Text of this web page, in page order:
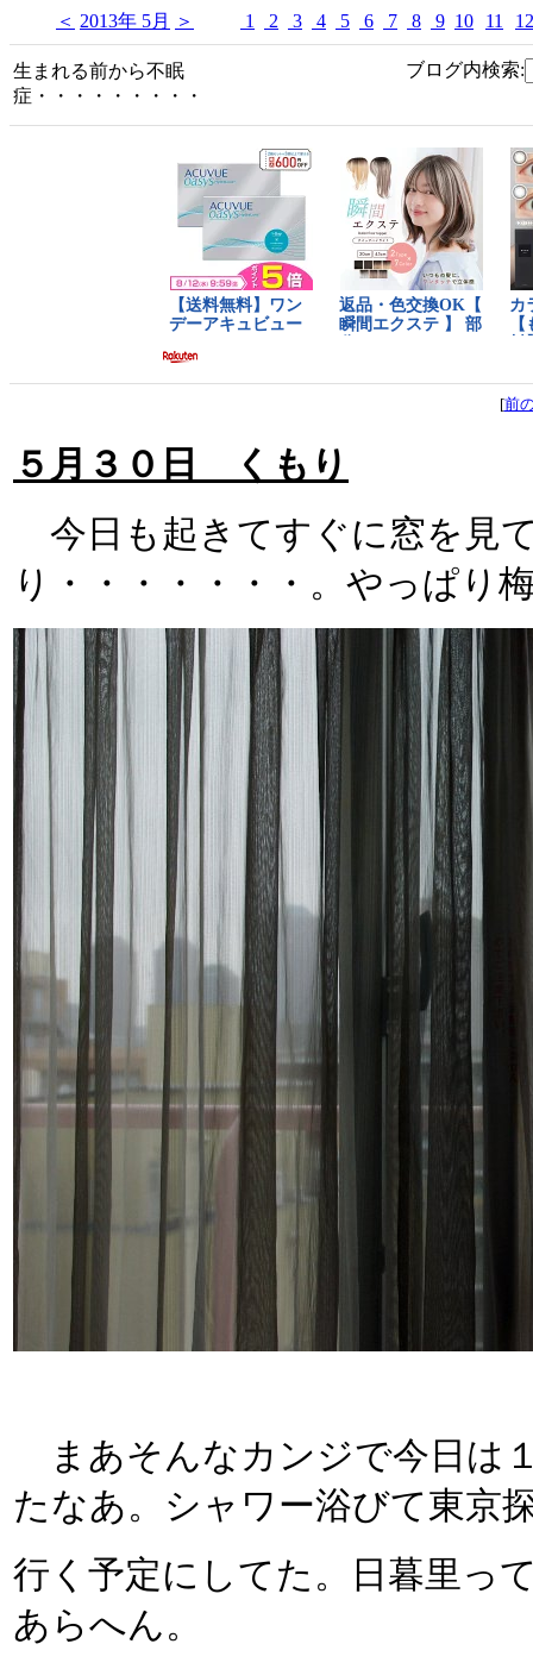
＜ 2013年 5月 ＞ 1 2 3 4 5 6 7 8 9 10 11 12
生まれる前から不眠
症・・・・・・・・・
ブログ内検索:
[前
５月３０日 くもり
今日も起きてすぐに窓を見
り・・・・・・・。やっぱり
まあそんなカンジで今日は
たなあ。シャワー浴びて東京
行く予定にしてた。日暮里っ
あらへん。